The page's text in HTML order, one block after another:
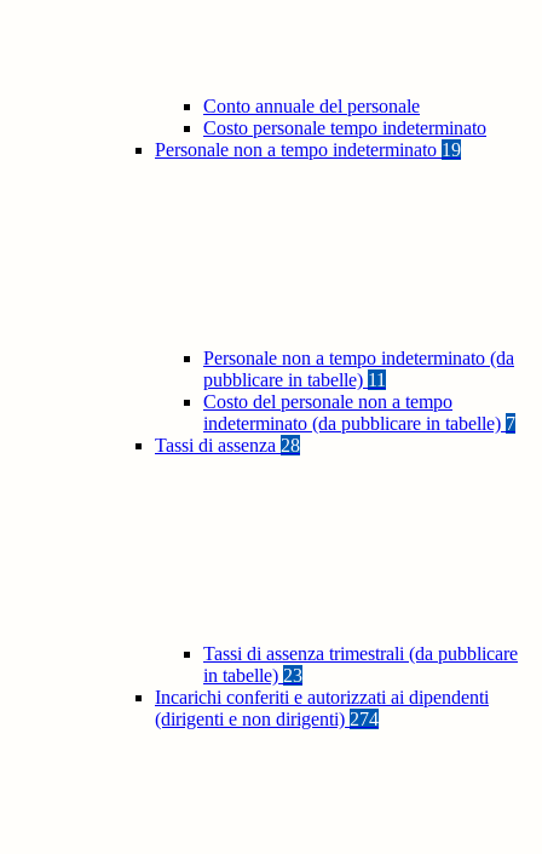
Conto annuale del personale
Costo personale tempo indeterminato
Personale non a tempo indeterminato 19
Personale non a tempo indeterminato (da
pubblicare in tabelle) 11
Costo del personale non a tempo
indeterminato (da pubblicare in tabelle) 7
Tassi di assenza 28
Tassi di assenza trimestrali (da pubblicare
in tabelle) 23
Incarichi conferiti e autorizzati ai dipendenti
(dirigenti e non dirigenti) 274